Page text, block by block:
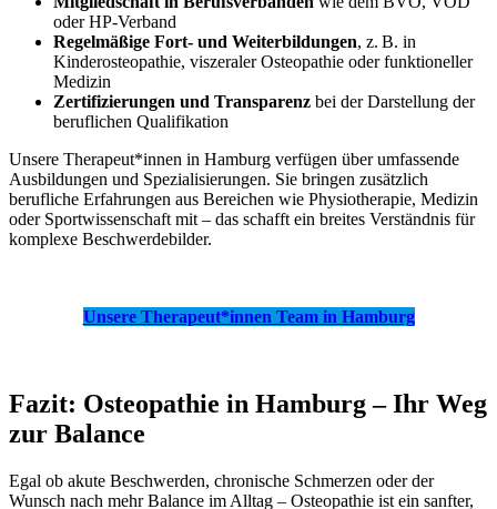
oder HP-Verband
Regelmäßige Fort- und Weiterbildungen, z. B. in
Kinderosteopathie, viszeraler Osteopathie oder funktioneller
Medizin
Zertifizierungen und Transparenz bei der Darstellung der
beruflichen Qualifikation
Unsere Therapeut*innen in Hamburg verfügen über umfassende
Ausbildungen und Spezialisierungen. Sie bringen zusätzlich
berufliche Erfahrungen aus Bereichen wie Physiotherapie, Medizin
oder Sportwissenschaft mit – das schafft ein breites Verständnis für
komplexe Beschwerdebilder.
Unsere Therapeut*innen Team in Hamburg
Fazit: Osteopathie in Hamburg – Ihr Weg
zur Balance
Egal ob akute Beschwerden, chronische Schmerzen oder der
Wunsch nach mehr Balance im Alltag – Osteopathie ist ein sanfter,